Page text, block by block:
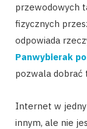
przewodowych
fizycznych
odpowiada
Panwybierak
pozwala
Internet w
innym, ale nie